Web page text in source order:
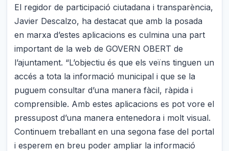
El regidor de participació ciutadana i transparència,
Javier Descalzo, ha destacat que amb la posada
en marxa d’estes aplicacions es culmina una part
important de la web de GOVERN OBERT de
l’ajuntament. “L’objectiu és que els veïns tinguen un
accés a tota la informació municipal i que se la
puguem consultar d’una manera fàcil, ràpida i
comprensible. Amb estes aplicacions es pot vore el
pressupost d’una manera entenedora i molt visual.
Continuem treballant en una segona fase del portal
i esperem en breu poder ampliar la informació